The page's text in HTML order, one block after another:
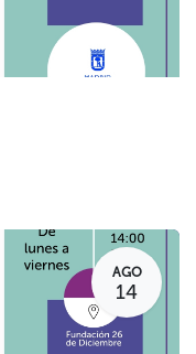
AGO
14